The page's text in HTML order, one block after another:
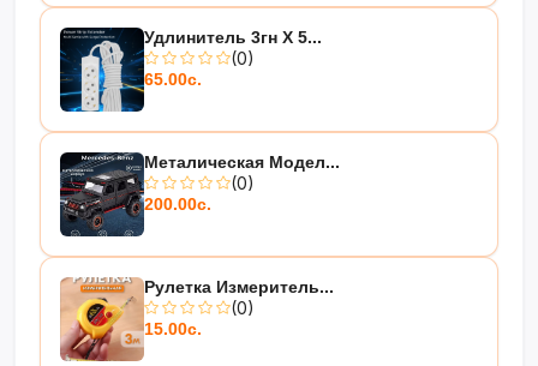
Удлинитель 3гн Х 5...
(0)
65.00с.
Металическая Модел...
(0)
200.00с.
Рулетка Измеритель...
(0)
15.00с.